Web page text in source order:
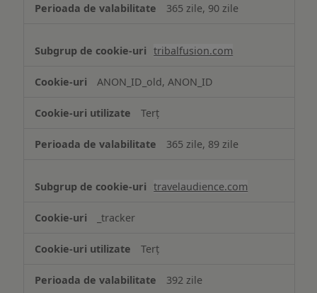
365 zile, 90 zile
tribalfusion.com
ANON_ID_old, ANON_ID
Terț
365 zile, 89 zile
travelaudience.com
_tracker
Terț
392 zile